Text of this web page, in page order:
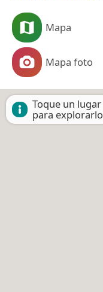
Mapa
Mapa foto
Toque un lugar
para explorarlo